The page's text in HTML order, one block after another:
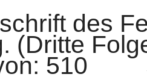
des
(Dritte
von: 510